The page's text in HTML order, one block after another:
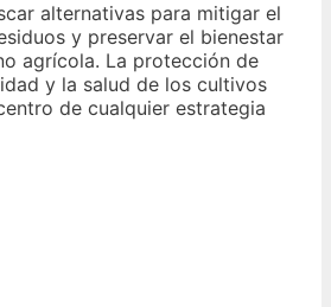
alternativas para mitigar el
y preservar el bienestar
agrícola. La protección de
y la salud de los cultivos
de cualquier estrategia